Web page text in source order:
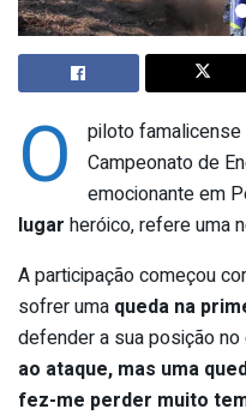
O piloto famalicense
Campeonato de
emocionante em
lugar heróico, refere uma
A participação começou
sofrer uma queda na
defender a sua posição no
ao ataque, mas uma
fez-me perder muito